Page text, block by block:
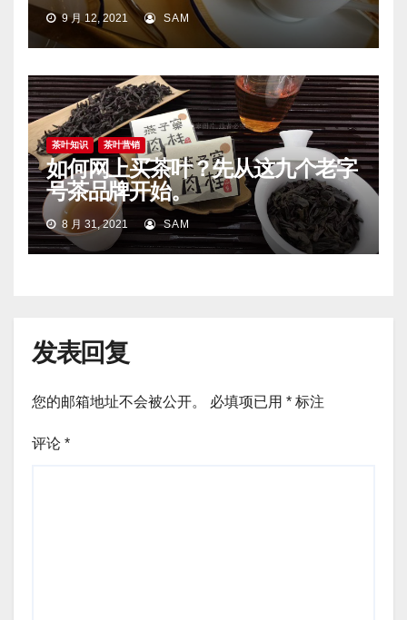
9 月 12, 2021 SAM
茶叶知识 茶叶营销
如何网上买茶叶？先从这九个老字
号茶品牌开始。
8 月 31, 2021 SAM
发表回复
您的邮箱地址不会被公开。 必填项已用 * 标注
评论 *